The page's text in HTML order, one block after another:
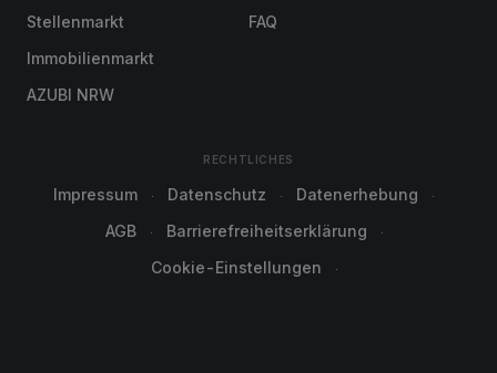
Stellenmarkt
Immobilienmarkt
AZUBI NRW
FAQ
RECHTLICHES
Impressum Datenschutz
Datenerhebung
AGB
Barrierefreiheitserklärung
Cookie-Einstellungen